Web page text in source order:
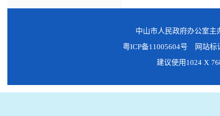
中山市人民政府办公室
粤ICP备11005604号 网站标
建议使用1024 X